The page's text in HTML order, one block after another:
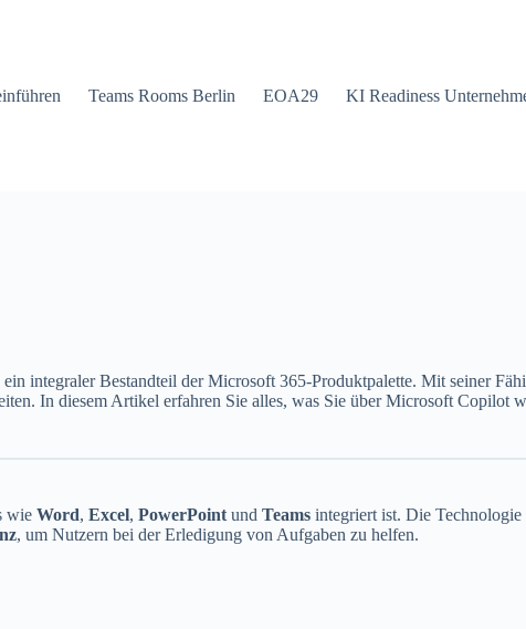
Teams Rooms Berlin EOA29 KI Readiness
integraler Bestandteil der Microsoft 365-Produktpalette. Mit seiner
In diesem Artikel erfahren Sie alles, was Sie über Microsoft Copilot
wie Word, Excel, PowerPoint und Teams integriert ist. Die
, um Nutzern bei der Erledigung von Aufgaben zu helfen.